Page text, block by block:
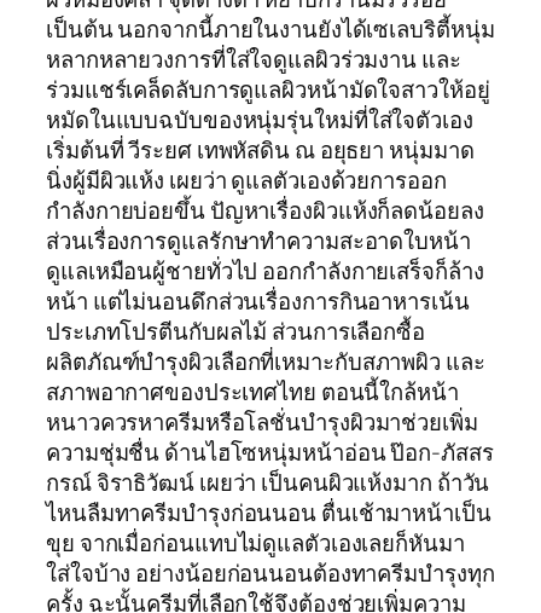
เป็นต้น นอกจากนี้ภายในงานยังได้เซเลบริตี้หนุ่ม
หลากหลายวงการที่ใส่ใจดูแลผิวร่วมงาน และ
ร่วมแชร์เคล็ดลับการดูแลผิวหน้ามัดใจสาวให้อยู่
หมัดในแบบฉบับของหนุ่มรุ่นใหม่ที่ใส่ใจตัวเอง
เริ่มต้นที่ วีระยศ เทพหัสดิน ณ อยุธยา หนุ่มมาด
นิ่งผู้มีผิวแห้ง เผยว่า ดูแลตัวเองด้วยการออก
กำลังกายบ่อยขึ้น ปัญหาเรื่องผิวแห้งก็ลดน้อยลง
ส่วนเรื่องการดูแลรักษาทำความสะอาดใบหน้า
ดูแลเหมือนผู้ชายทั่วไป ออกกำลังกายเสร็จก็ล้าง
หน้า แต่ไม่นอนดึกส่วนเรื่องการกินอาหารเน้น
ประเภทโปรตีนกับผลไม้ ส่วนการเลือกซื้อ
ผลิตภัณฑ์บำรุงผิวเลือกที่เหมาะกับสภาพผิว และ
สภาพอากาศของประเทศไทย ตอนนี้ใกล้หน้า
หนาวควรหาครีมหรือโลชั่นบำรุงผิวมาช่วยเพิ่ม
ความชุ่มชื่น ด้านไฮโซหนุ่มหน้าอ่อน ป๊อก-ภัสสร
กรณ์ จิราธิวัฒน์ เผยว่า เป็นคนผิวแห้งมาก ถ้าวัน
ไหนลืมทาครีมบำรุงก่อนนอน ตื่นเช้ามาหน้าเป็น
ขุย จากเมื่อก่อนแทบไม่ดูแลตัวเองเลยก็หันมา
ใส่ใจบ้าง อย่างน้อยก่อนนอนต้องทาครีมบำรุงทุก
ครั้ง ฉะนั้นครีมที่เลือกใช้จึงต้องช่วยเพิ่มความ